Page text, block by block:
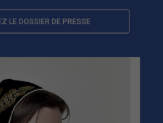
LE DOSSIER DE PRESSE